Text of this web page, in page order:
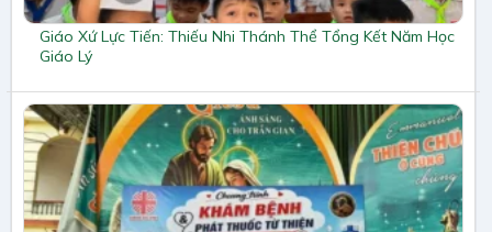
Giáo Xứ Lực Tiến: Thiếu Nhi Thánh Thể Tổng Kết Năm Học
Giáo Lý